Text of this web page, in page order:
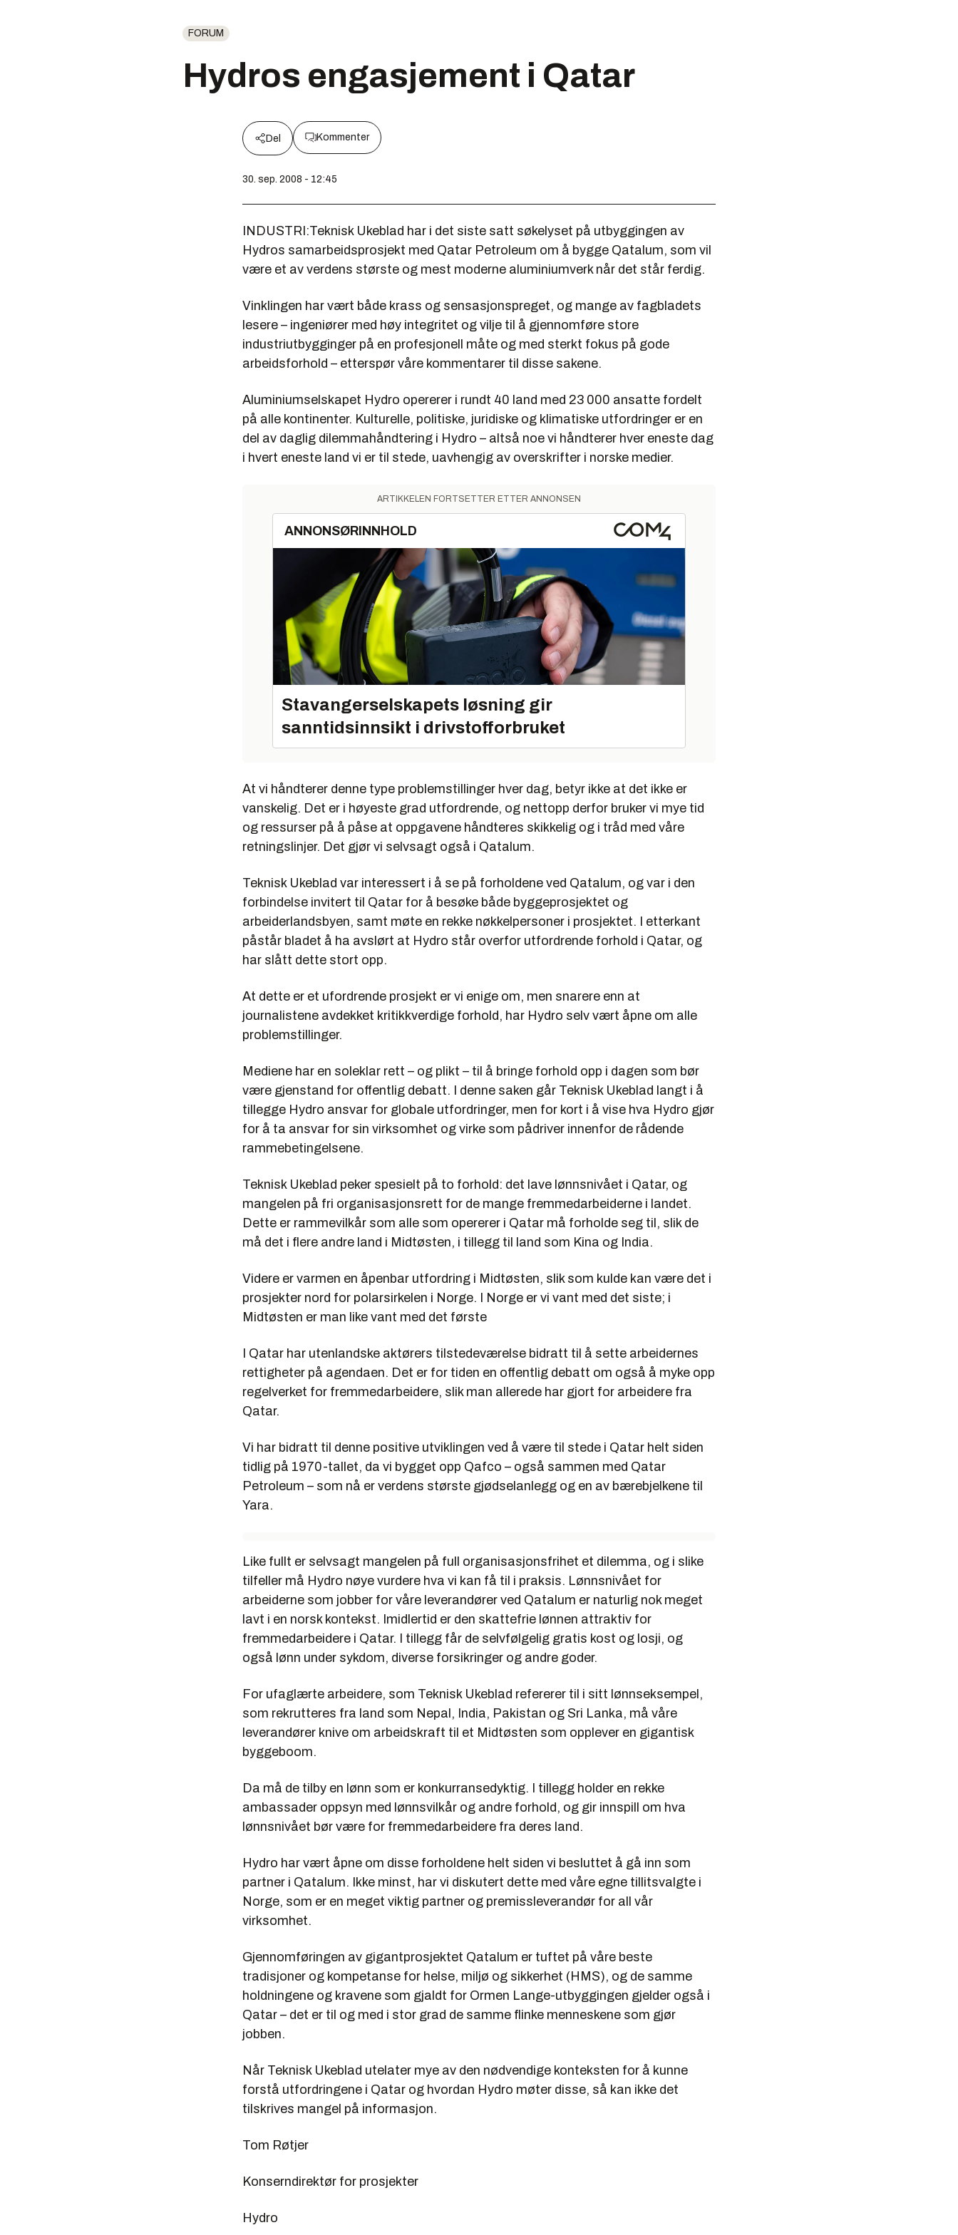
FORUM
Hydros engasjement i Qatar
Del Kommenter
30. sep. 2008 - 12:45
INDUSTRI:Teknisk Ukeblad har i det siste satt søkelyset på utbyggingen av
Hydros samarbeidsprosjekt med Qatar Petroleum om å bygge Qatalum, som vil
være et av verdens største og mest moderne aluminiumverk når det står ferdig.
Vinklingen har vært både krass og sensasjonspreget, og mange av fagbladets
lesere – ingeniører med høy integritet og vilje til å gjennomføre store
industriutbygginger på en profesjonell måte og med sterkt fokus på gode
arbeidsforhold – etterspør våre kommentarer til disse sakene.
Aluminiumselskapet Hydro opererer i rundt 40 land med 23 000 ansatte fordelt
på alle kontinenter. Kulturelle, politiske, juridiske og klimatiske utfordringer er en
del av daglig dilemmahåndtering i Hydro – altså noe vi håndterer hver eneste dag
i hvert eneste land vi er til stede, uavhengig av overskrifter i norske medier.
ARTIKKELEN FORTSETTER ETTER ANNONSEN
ANNONSØRINNHOLD
Stavangerselskapets løsning gir
sanntidsinnsikt i drivstofforbruket
At vi håndterer denne type problemstillinger hver dag, betyr ikke at det ikke er
vanskelig. Det er i høyeste grad utfordrende, og nettopp derfor bruker vi mye tid
og ressurser på å påse at oppgavene håndteres skikkelig og i tråd med våre
retningslinjer. Det gjør vi selvsagt også i Qatalum.
Teknisk Ukeblad var interessert i å se på forholdene ved Qatalum, og var i den
forbindelse invitert til Qatar for å besøke både byggeprosjektet og
arbeiderlandsbyen, samt møte en rekke nøkkelpersoner i prosjektet. I etterkant
påstår bladet å ha avslørt at Hydro står overfor utfordrende forhold i Qatar, og
har slått dette stort opp.
At dette er et ufordrende prosjekt er vi enige om, men snarere enn at
journalistene avdekket kritikkverdige forhold, har Hydro selv vært åpne om alle
problemstillinger.
Mediene har en soleklar rett – og plikt – til å bringe forhold opp i dagen som bør
være gjenstand for offentlig debatt. I denne saken går Teknisk Ukeblad langt i å
tillegge Hydro ansvar for globale utfordringer, men for kort i å vise hva Hydro gjør
for å ta ansvar for sin virksomhet og virke som pådriver innenfor de rådende
rammebetingelsene.
Teknisk Ukeblad peker spesielt på to forhold: det lave lønnsnivået i Qatar, og
mangelen på fri organisasjonsrett for de mange fremmedarbeiderne i landet.
Dette er rammevilkår som alle som opererer i Qatar må forholde seg til, slik de
må det i flere andre land i Midtøsten, i tillegg til land som Kina og India.
Videre er varmen en åpenbar utfordring i Midtøsten, slik som kulde kan være det i
prosjekter nord for polarsirkelen i Norge. I Norge er vi vant med det siste; i
Midtøsten er man like vant med det første
I Qatar har utenlandske aktørers tilstedeværelse bidratt til å sette arbeidernes
rettigheter på agendaen. Det er for tiden en offentlig debatt om også å myke opp
regelverket for fremmedarbeidere, slik man allerede har gjort for arbeidere fra
Qatar.
Vi har bidratt til denne positive utviklingen ved å være til stede i Qatar helt siden
tidlig på 1970-tallet, da vi bygget opp Qafco – også sammen med Qatar
Petroleum – som nå er verdens største gjødselanlegg og en av bærebjelkene til
Yara.
Like fullt er selvsagt mangelen på full organisasjonsfrihet et dilemma, og i slike
tilfeller må Hydro nøye vurdere hva vi kan få til i praksis. Lønnsnivået for
arbeiderne som jobber for våre leverandører ved Qatalum er naturlig nok meget
lavt i en norsk kontekst. Imidlertid er den skattefrie lønnen attraktiv for
fremmedarbeidere i Qatar. I tillegg får de selvfølgelig gratis kost og losji, og
også lønn under sykdom, diverse forsikringer og andre goder.
For ufaglærte arbeidere, som Teknisk Ukeblad refererer til i sitt lønnseksempel,
som rekrutteres fra land som Nepal, India, Pakistan og Sri Lanka, må våre
leverandører knive om arbeidskraft til et Midtøsten som opplever en gigantisk
byggeboom.
Da må de tilby en lønn som er konkurransedyktig. I tillegg holder en rekke
ambassader oppsyn med lønnsvilkår og andre forhold, og gir innspill om hva
lønnsnivået bør være for fremmedarbeidere fra deres land.
Hydro har vært åpne om disse forholdene helt siden vi besluttet å gå inn som
partner i Qatalum. Ikke minst, har vi diskutert dette med våre egne tillitsvalgte i
Norge, som er en meget viktig partner og premissleverandør for all vår
virksomhet.
Gjennomføringen av gigantprosjektet Qatalum er tuftet på våre beste
tradisjoner og kompetanse for helse, miljø og sikkerhet (HMS), og de samme
holdningene og kravene som gjaldt for Ormen Lange-utbyggingen gjelder også i
Qatar – det er til og med i stor grad de samme flinke menneskene som gjør
jobben.
Når Teknisk Ukeblad utelater mye av den nødvendige konteksten for å kunne
forstå utfordringene i Qatar og hvordan Hydro møter disse, så kan ikke det
tilskrives mangel på informasjon.
Tom Røtjer
Konserndirektør for prosjekter
Hydro